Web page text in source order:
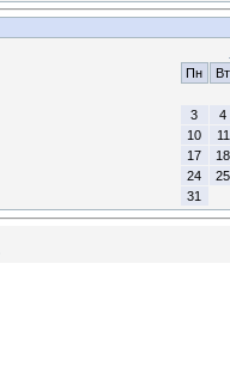
Пн
Вт
3
4
10
11
17
18
24
25
31